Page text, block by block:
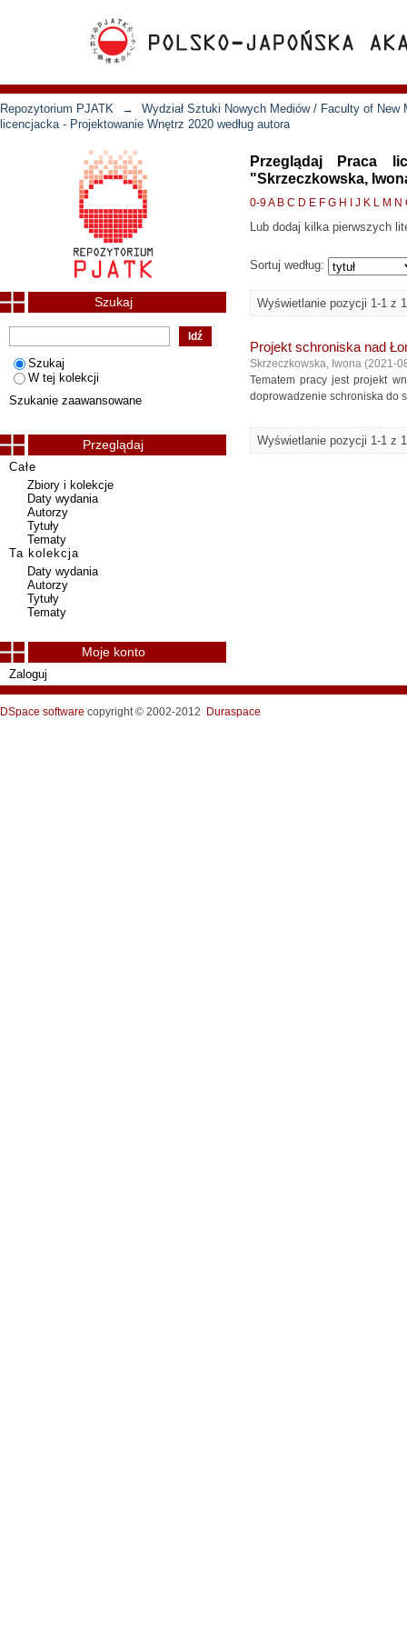
Repozytorium PJATK →
Wydział Sztuki Nowych Mediów / Faculty of New
licencjacka - Projektowanie Wnętrz 2020 według autora
Przeglądaj Praca
"Skrzeczkowska,
0-9A B C D E F G H J K L M N
Lub dodaj kilka pierwszych
Sortuj według:
Wyświetlanie pozycji 1-1 z 1
Projekt schroniska nad
Skrzeczkowska, Iwona (2021-
Tematem pracy jest projekt
doprowadzenie schroniska do
Wyświetlanie pozycji 1-1 z 1
Szukaj
Szukaj
W tej kolekcji
Szukanie zaawansowane
Przeglądaj
Całe
Zbiory i kolekcje
Daty wydania
Autorzy
Tytuły
Tematy
Ta kolekcja
Daty wydania
Autorzy
Tytuły
Tematy
Moje konto
Zaloguj
DSpace software copyright © 2002-2012 Duraspace